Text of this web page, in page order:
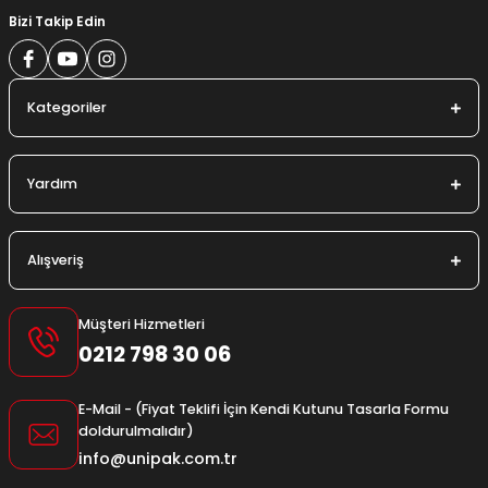
Bizi Takip Edin
Kategoriler
Yardım
Alışveriş
Müşteri Hizmetleri
0212 798 30 06
E-Mail - (Fiyat Teklifi İçin Kendi Kutunu Tasarla Formu
doldurulmalıdır)
info@unipak.com.tr